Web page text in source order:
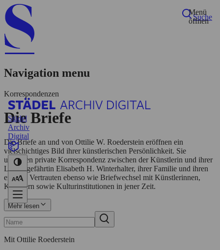
Navigation menu
Menü
öffnen
Städel
Archiv
Digital
Startseite
Biografie
Netzwerk
Personen
Korrespondenzen
Ausstellungen
Suche
Korrespondenzen
Die Briefe
Die Briefe an und von Ottilie W. Roederstein eröffnen ein
vielschichtiges Bild ihrer künstlerischen Persönlichkeit. Sie
umfassen private Korrespondenz zwischen der Künstlerin und ihrer
Lebensgefährtin Elisabeth H. Winterhalter, ihrer Familie und ihren
engsten Vertrauten ebenso wie Briefwechsel mit Künstlerinnen,
Künstlern sowie Kulturinstitutionen in jener Zeit.
Mehr lesen
Mit Ottilie Roederstein